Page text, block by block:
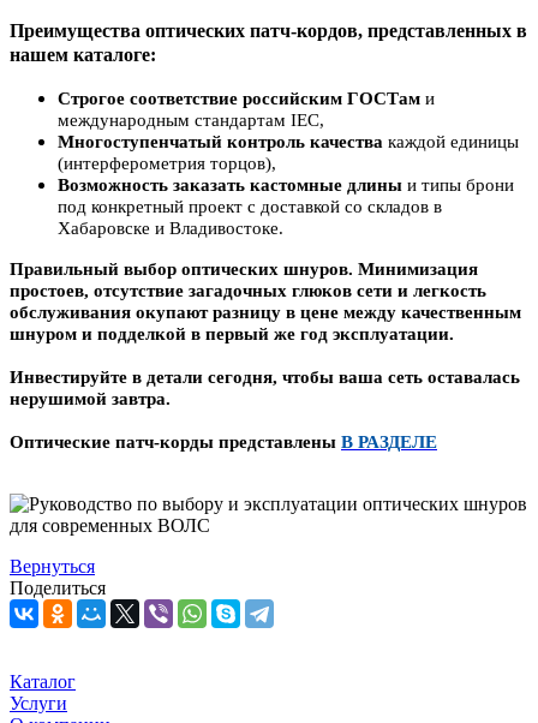
Преимущества оптических патч-кордов, представленных в
нашем каталоге:
Строгое соответствие российским ГОСТам и
международным стандартам IEC,
Многоступенчатый контроль качества каждой единицы
(интерферометрия торцов),
Возможность заказать кастомные длины и типы брони
под конкретный проект с доставкой со складов в
Хабаровске и Владивостоке.
Правильный выбор оптических шнуров. Минимизация
простоев, отсутствие загадочных глюков сети и легкость
обслуживания окупают разницу в цене между качественным
шнуром и подделкой в первый же год эксплуатации.
Инвестируйте в детали сегодня, чтобы ваша сеть оставалась
нерушимой завтра.
Оптические патч-корды представлены В РАЗДЕЛЕ
Вернуться
Поделиться
Каталог
Услуги